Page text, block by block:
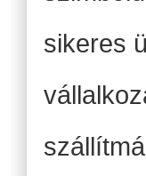
sikeres